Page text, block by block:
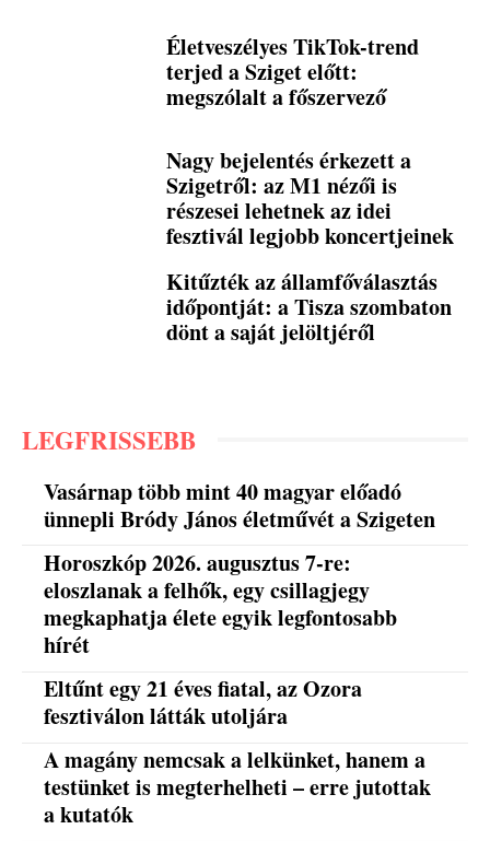
Életveszélyes TikTok-trend
terjed a Sziget előtt:
megszólalt a főszervező
Nagy bejelentés érkezett a
Szigetről: az M1 nézői is
részesei lehetnek az idei
fesztivál legjobb koncertjeinek
Kitűzték az államfőválasztás
időpontját: a Tisza szombaton
dönt a saját jelöltjéről
LEGFRISSEBB
Vasárnap több mint 40 magyar előadó
ünnepli Bródy János életművét a Szigeten
Horoszkóp 2026. augusztus 7-re:
eloszlanak a felhők, egy csillagjegy
megkaphatja élete egyik legfontosabb
hírét
Eltűnt egy 21 éves fiatal, az Ozora
fesztiválon látták utoljára
A magány nemcsak a lelkünket, hanem a
testünket is megterhelheti – erre jutottak
a kutatók